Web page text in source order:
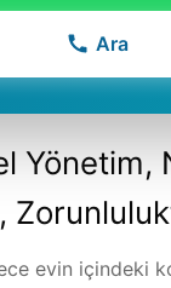
Ara
Yönetim,
evin içindeki